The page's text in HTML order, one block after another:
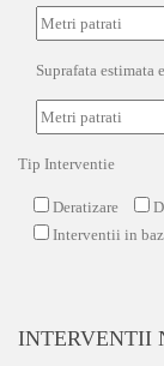
Suprafata estimata
Tip Interventie
Deratizare
Interventii in
INTERVENTII